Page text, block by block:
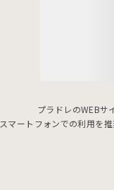
プラドレのWEBサ
スマートフォンでの利用を推